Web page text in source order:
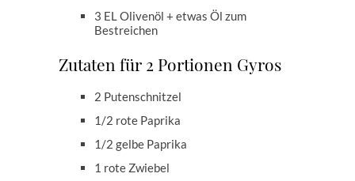
3 EL Olivenöl + etwas Öl zum
Bestreichen
Zutaten für 2 Portionen Gyros
2 Putenschnitzel
1/2 rote Paprika
1/2 gelbe Paprika
1 rote Zwiebel